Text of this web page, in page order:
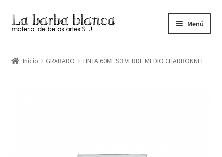
Ir
a
navegación
Ir
al
Menú
Inicio GRABADO TINTA 60ML S3 VERDE MEDIO CHARBONNEL